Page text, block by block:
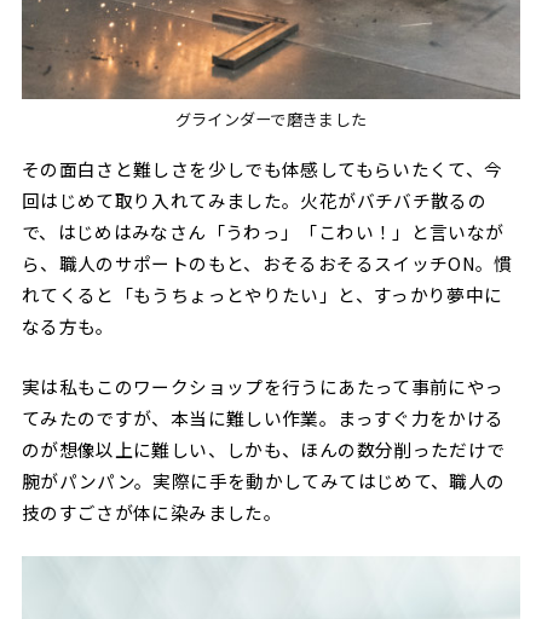
グラインダーで磨きました
その面白さと難しさを少しでも体感してもらいたくて、今
回はじめて取り入れてみました。火花がバチバチ散るの
で、はじめはみなさん「うわっ」「こわい！」と言いなが
ら、職人のサポートのもと、おそるおそるスイッチON。慣
れてくると「もうちょっとやりたい」と、すっかり夢中に
なる方も。
実は私もこのワークショップを行うにあたって事前にやっ
てみたのですが、本当に難しい作業。まっすぐ力をかける
のが想像以上に難しい、しかも、ほんの数分削っただけで
腕がパンパン。実際に手を動かしてみてはじめて、職人の
技のすごさが体に染みました。